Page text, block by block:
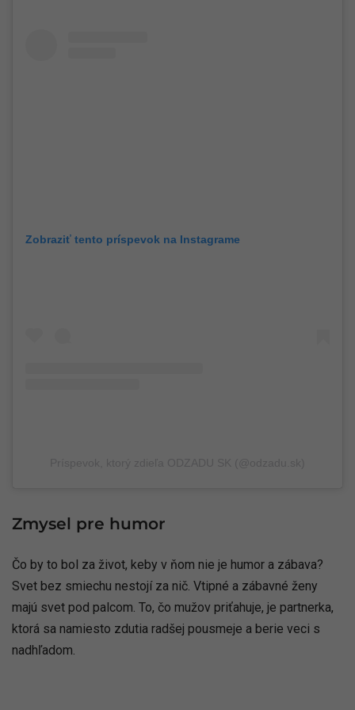
Zobraziť tento príspevok na Instagrame
Zmysel pre humor
Čo by to bol za život, keby v ňom nie je humor a zábava?
Svet bez smiechu nestojí za nič. Vtipné a zábavné ženy
majú svet pod palcom. To, čo mužov priťahuje, je partnerka,
ktorá sa namiesto zdutia radšej pousmeje a berie veci s
nadhľadom.